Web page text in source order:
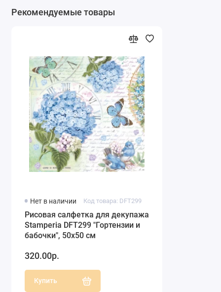
Рекомендуемые товары
Нет в наличии Код товара: DFT299
Рисовая салфетка для декупажа
Stamperia DFT299 "Гортензии и
бабочки", 50х50 см
320.00р.
Купить